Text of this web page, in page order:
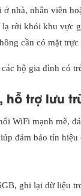
nhà, nhân viên
rời khỏi khu vực
cần có mặt trực
hộ gia đình có
hỗ trợ lưu
WiFi mạnh mẽ,
đảm bảo tín
ghi lại dữ liệu